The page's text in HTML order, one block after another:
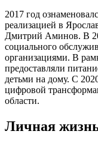
2017 год
реализацией в
Дмитрий Аминов. В
социального
организациями. В
предоставляли
детьми на дому. С
цифровой
области.
Личная